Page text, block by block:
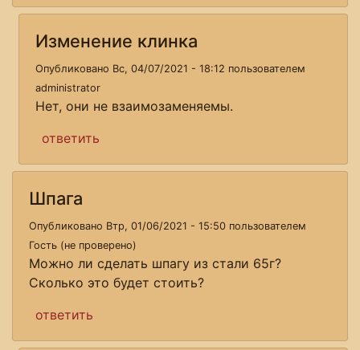
Изменение клинка
Опубликовано Вс, 04/07/2021 - 18:12 пользователем
administrator
Нет, они не взаимозаменяемы.
ответить
Шпага
Опубликовано Втр, 01/06/2021 - 15:50 пользователем
Гость (не проверено)
Можно ли сделать шпагу из стали 65г?
Сколько это будет стоить?
ответить